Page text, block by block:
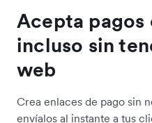
Acepta
incluso sin
web
Crea enlaces de pago sin
envíalos al instante a tus